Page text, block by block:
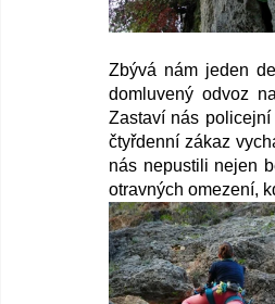
Zbývá nám jeden
domluvený odvoz
Zastaví nás policejní
čtyřdenní zákaz
nás nepustili nejen
otravných omezení,